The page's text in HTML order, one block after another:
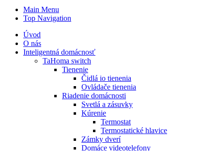
Main Menu
Top Navigation
Úvod
O nás
Inteligentná domácnosť
TaHoma switch
Tienenie
Čidlá io tienenia
Ovládače tienenia
Riadenie domácnosti
Svetlá a zásuvky
Kúrenie
Termostat
Termostatické hlavice
Zámky dverí
Domáce videotelefony